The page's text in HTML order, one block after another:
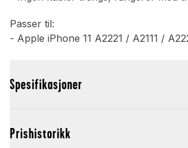
Passer til:
- Apple iPhone 11 A2221 / A2111 /
Spesifikasjoner
Prishistorikk